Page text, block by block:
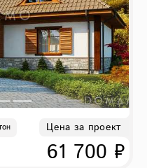
Цена за проект
61 700 ₽